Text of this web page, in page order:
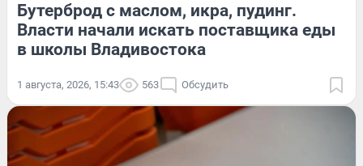
Бутерброд с маслом, икра, пудинг.
Власти начали искать поставщика еды
в школы Владивостока
1 августа, 2026, 15:43 563 Обсудить